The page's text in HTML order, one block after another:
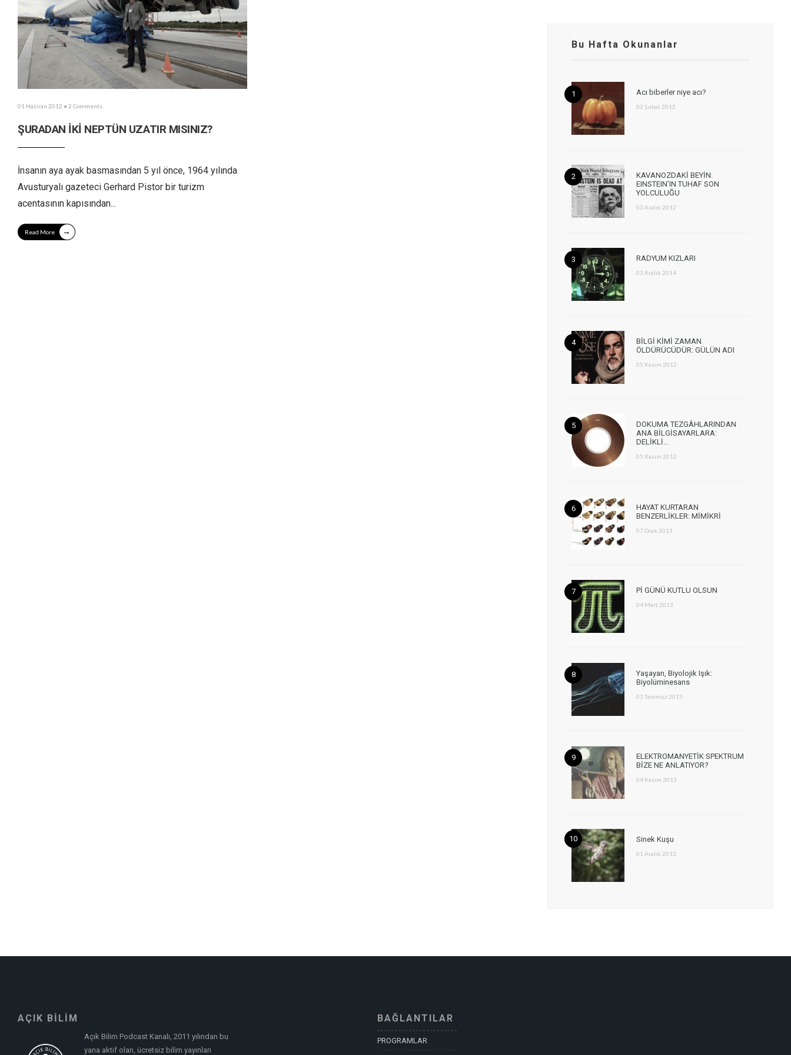
01 Haziran 2012 • 2 Comments
ŞURADAN İKİ NEPTÜN UZATIR MISINIZ?
İnsanın aya ayak basmasından 5 yıl önce, 1964 yılında
Avusturyalı gazeteci Gerhard Pistor bir turizm
acentasının kapısından...
Read More →
Bu Hafta Okunanlar
Acı biberler niye acı?
02 Şubat 2012
KAVANOZDAKİ BEYİN:
EINSTEIN’IN TUHAF SON
YOLCULUĞU
03 Aralık 2012
RADYUM KIZLARI
03 Aralık 2014
BİLGİ KİMİ ZAMAN
ÖLDÜRÜCÜDÜR: GÜLÜN ADI
05 Kasım 2012
DOKUMA TEZGÂHLARINDAN
ANA BİLGİSAYARLARA:
DELİKLİ…
05 Kasım 2012
HAYAT KURTARAN
BENZERLİKLER: MİMİKRİ
07 Ocak 2013
Pİ GÜNÜ KUTLU OLSUN
04 Mart 2013
Yaşayan, Biyolojik Işık:
Biyolüminesans
01 Temmuz 2013
ELEKTROMANYETİK SPEKTRUM
BİZE NE ANLATIYOR?
04 Kasım 2013
Sinek Kuşu
01 Aralık 2013
AÇIK BİLİM
Açık Bilim Podcast Kanalı, 2011 yılından bu
yana aktif olan, ücretsiz bilim yayınları
BAĞLANTILAR
PROGRAMLAR